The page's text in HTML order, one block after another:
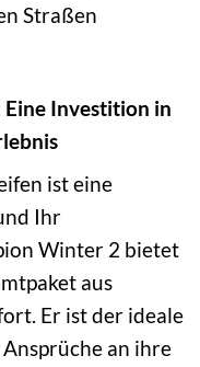
Straßen
Investition in
ist eine
Ihr
Winter 2 bietet
aus
Er ist der ideale
an ihre